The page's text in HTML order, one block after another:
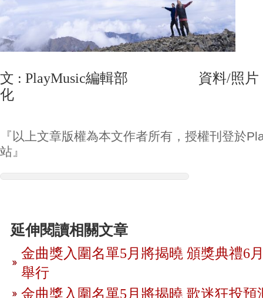
文 : PlayMusic編輯部 資料/照片 :
化
『以上文章版權為本文作者所有，授權刊登於
站』
延伸閱讀相關文章
金曲獎入圍名單5月將揭曉 頒獎典禮6
舉行
金曲獎入圍名單5月將揭曉 歌迷狂投預